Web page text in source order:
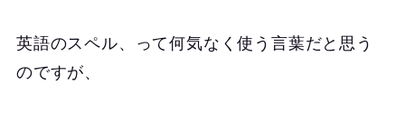
英語のスペル、って何気なく使う言葉だと思う
のですが、